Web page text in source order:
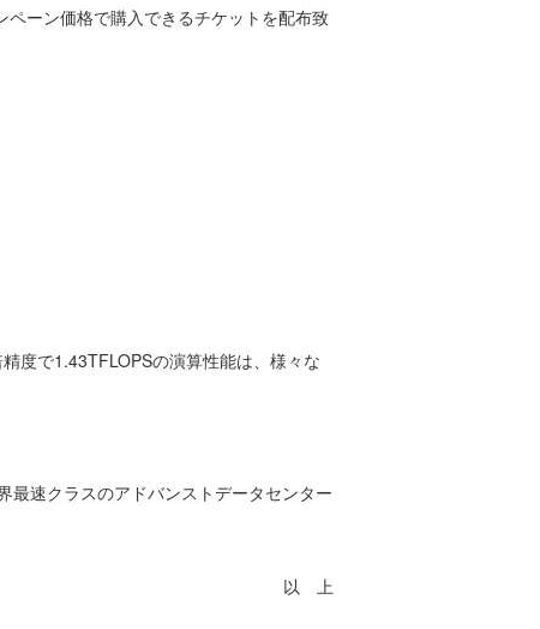
ーン価格で購入できるチケットを配布致
度で1.43TFLOPSの演算性能は、様々な
最速クラスのアドバンストデータセンター
以 上